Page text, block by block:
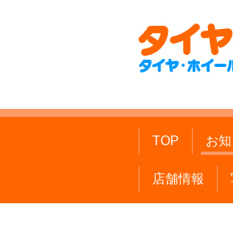
TOP お
店舗情報